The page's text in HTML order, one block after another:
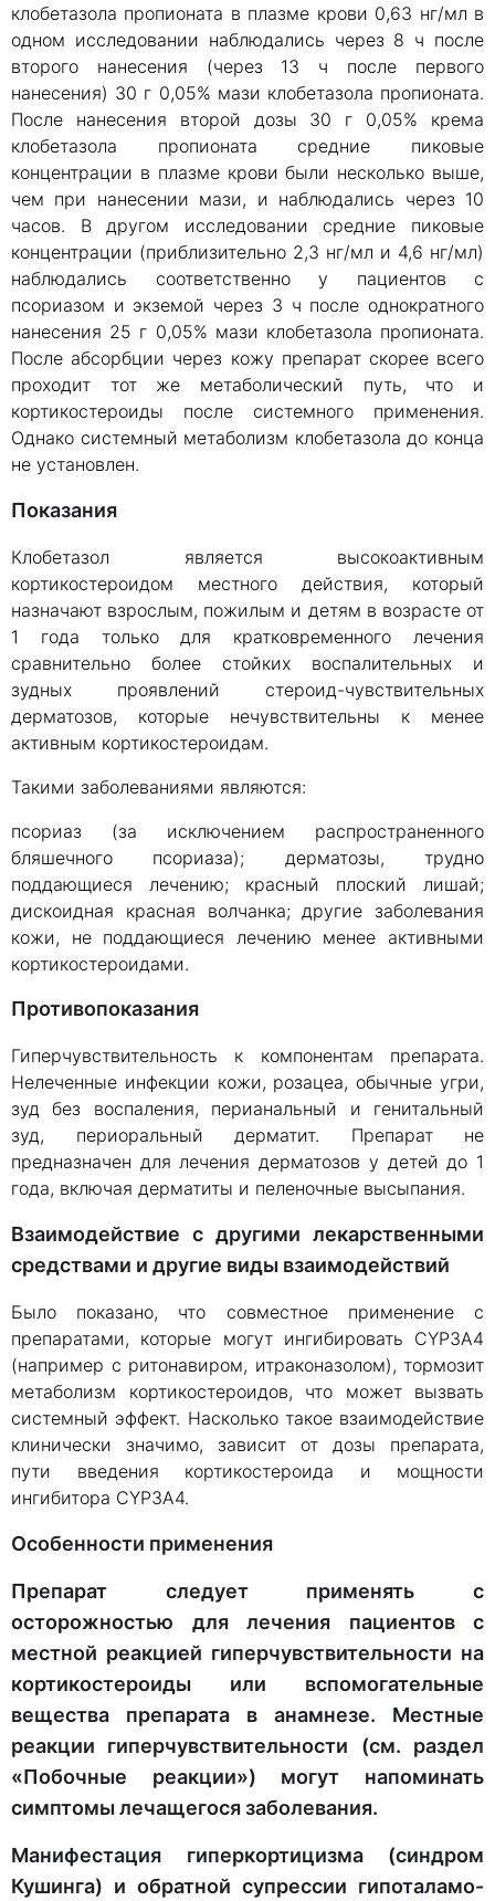
клобетазола пропионата в плазме крови 0,63 нг/мл в
одном исследовании наблюдались через 8 ч после
второго нанесения (через 13 ч после первого
нанесения) 30 г 0,05% мази клобетазола пропионата.
После нанесения второй дозы 30 г 0,05% крема
клобетазола пропионата средние пиковые
концентрации в плазме крови были несколько выше,
чем при нанесении мази, и наблюдались через 10
часов. В другом исследовании средние пиковые
концентрации (приблизительно 2,3 нг/мл и 4,6 нг/мл)
наблюдались соответственно у пациентов с
псориазом и экземой через 3 ч после однократного
нанесения 25 г 0,05% мази клобетазола пропионата.
После абсорбции через кожу препарат скорее всего
проходит тот же метаболический путь, что и
кортикостероиды после системного применения.
Однако системный метаболизм клобетазола до конца
не установлен.
Показания
Клобетазол является высокоактивным
кортикостероидом местного действия, который
назначают взрослым, пожилым и детям в возрасте от
1 года только для кратковременного лечения
сравнительно более стойких воспалительных и
зудных проявлений стероид-чувствительных
дерматозов, которые нечувствительны к менее
активным кортикостероидам.
Такими заболеваниями являются:
псориаз (за исключением распространенного
бляшечного псориаза); дерматозы, трудно
поддающиеся лечению; красный плоский лишай;
дискоидная красная волчанка; другие заболевания
кожи, не поддающиеся лечению менее активными
кортикостероидами.
Противопоказания
Гиперчувствительность к компонентам препарата.
Нелеченные инфекции кожи, розацеа, обычные угри,
зуд без воспаления, перианальный и генитальный
зуд, периоральный дерматит. Препарат не
предназначен для лечения дерматозов у детей до 1
года, включая дерматиты и пеленочные высыпания.
Взаимодействие с другими лекарственными
средствами и другие виды взаимодействий
Было показано, что совместное применение с
препаратами, которые могут ингибировать CYP3A4
(например с ритонавиром, итраконазолом), тормозит
метаболизм кортикостероидов, что может вызвать
системный эффект. Насколько такое взаимодействие
клинически значимо, зависит от дозы препарата,
пути введения кортикостероида и мощности
ингибитора CYP3A4.
Особенности применения
Препарат следует применять с
осторожностью для лечения пациентов с
местной реакцией гиперчувствительности на
кортикостероиды или вспомогательные
вещества препарата в анамнезе. Местные
реакции гиперчувствительности (см. раздел
«Побочные реакции») могут напоминать
симптомы лечащегося заболевания.
Манифестация гиперкортицизма (синдром
Кушинга) и обратной супрессии гипоталамо-